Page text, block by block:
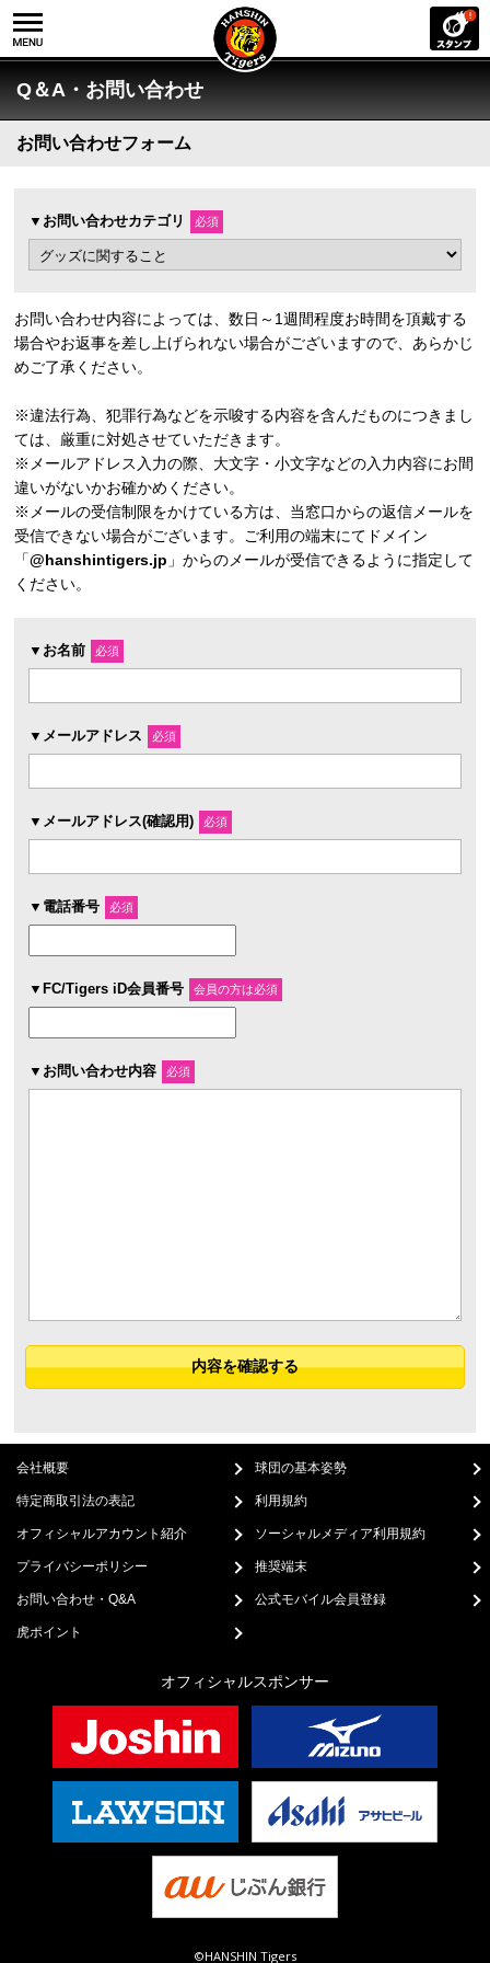
Q＆A・お問い合わせ
お問い合わせフォーム
▼お問い合わせカテゴリ 必須
お問い合わせ内容によっては、数日～1週間程度お時間を頂戴する
場合やお返事を差し上げられない場合がございますので、あらかじ
めご了承ください。
※違法行為、犯罪行為などを示唆する内容を含んだものにつきまし
ては、厳重に対処させていただきます。
※メールアドレス入力の際、大文字・小文字などの入力内容にお間
違いがないかお確かめください。
※メールの受信制限をかけている方は、当窓口からの返信メールを
受信できない場合がございます。ご利用の端末にてドメイン
「@hanshintigers.jp 」からのメールが受信できるように指定して
ください。
▼お名前 必須
▼メールアドレス 必須
▼メールアドレス(確認用) 必須
▼電話番号 必須
▼FC/Tigers iD会員番号 会員の方は必須
▼お問い合わせ内容 必須
会社概要 球団の基本姿勢
特定商取引法の表記 利用規約
オフィシャルアカウント紹介 ソーシャルメディア利用規約
プライバシーポリシー 推奨端末
お問い合わせ・Q&A 公式モバイル会員登録
虎ポイント
オフィシャルスポンサー
©HANSHIN Tigers